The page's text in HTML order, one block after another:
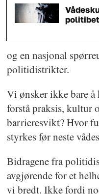
og en nasjonal
politidistrikter.
Vi ønsker ikke bare
forstå praksis, kultur
barrieresvikt? Hvor
styrkes før neste
Bidragene fra
avgjørende for et
vi bredt. Ikke fordi